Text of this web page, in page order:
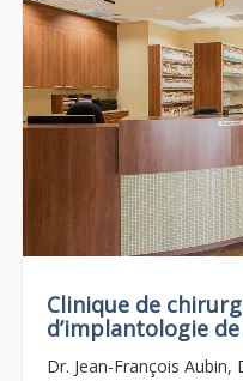
Clinique de
d’implantologie de
Dr. Jean-François